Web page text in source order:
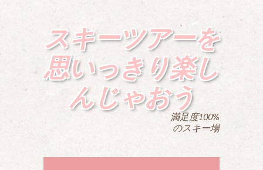
スキーツアーを
思いっきり楽し
んじゃおう
満足度100%
のスキー場